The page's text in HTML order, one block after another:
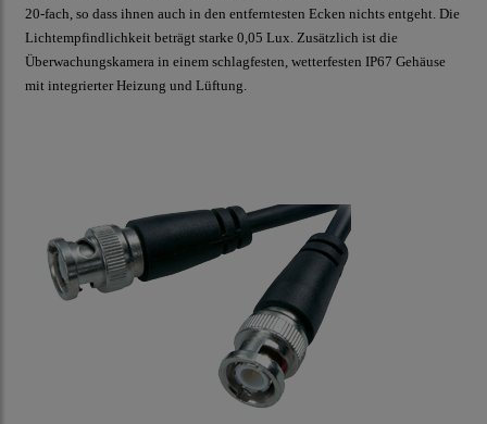
20-fach, so dass ihnen auch in den entferntesten Ecken nichts entgeht. Die
Lichtempfindlichkeit beträgt starke 0,05 Lux. Zusätzlich ist die
Überwachungskamera in einem schlagfesten, wetterfesten IP67 Gehäuse
mit integrierter Heizung und Lüftung.